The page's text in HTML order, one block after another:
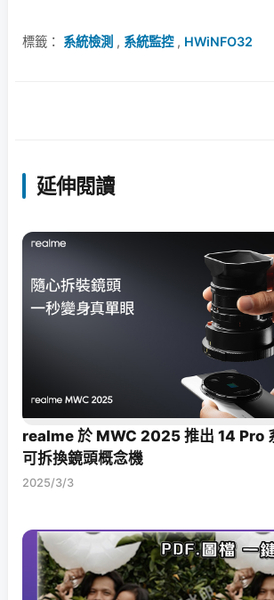
標籤： 系統檢測 , 系統監控, HWiNFO32
延伸閱讀
realme 於 MWC 2025 推出 14 Pro
可拆換鏡頭概念機
2025/3/3